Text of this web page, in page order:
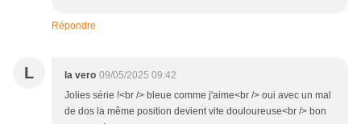
Répondre
L la vero 09/05/2025 09:42
Jolies série !<br /> bleue comme j'aime<br /> oui avec un mal
de dos la même position devient vite douloureuse<br /> bon